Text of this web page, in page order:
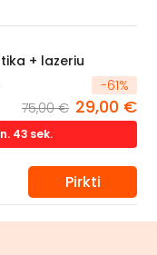
+ lazeriu
-61%
75,00 € 29,00 €
42 sek.
Pirkti